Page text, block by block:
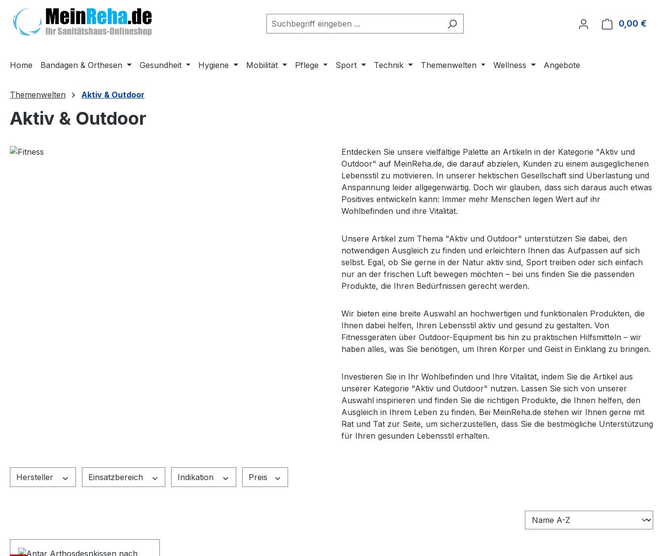
Hauptinhalt springen
Zur Suche springen
Zur Hauptnavigation springen
0,00 €
Home Bandagen & Orthesen Gesundheit Hygiene Mobilität Pflege Sport Technik Themenwelten Wellness Angebote
Themenwelten Aktiv & Outdoor
Aktiv & Outdoor
Entdecken Sie unsere vielfältige Palette an Artikeln in der Kategorie "Aktiv und
Outdoor" auf MeinReha.de, die darauf abzielen, Kunden zu einem ausgeglichenen
Lebensstil zu motivieren. In unserer hektischen Gesellschaft sind Überlastung und
Anspannung leider allgegenwärtig. Doch wir glauben, dass sich daraus auch etwas
Positives entwickeln kann: Immer mehr Menschen legen Wert auf ihr
Wohlbefinden und ihre Vitalität.
Unsere Artikel zum Thema "Aktiv und Outdoor" unterstützen Sie dabei, den
notwendigen Ausgleich zu finden und erleichtern Ihnen das Aufpassen auf sich
selbst. Egal, ob Sie gerne in der Natur aktiv sind, Sport treiben oder sich einfach
nur an der frischen Luft bewegen möchten – bei uns finden Sie die passenden
Produkte, die Ihren Bedürfnissen gerecht werden.
Wir bieten eine breite Auswahl an hochwertigen und funktionalen Produkten, die
Ihnen dabei helfen, Ihren Lebensstil aktiv und gesund zu gestalten. Von
Fitnessgeräten über Outdoor-Equipment bis hin zu praktischen Hilfsmitteln – wir
haben alles, was Sie benötigen, um Ihren Körper und Geist in Einklang zu bringen.
Investieren Sie in Ihr Wohlbefinden und Ihre Vitalität, indem Sie die Artikel aus
unserer Kategorie "Aktiv und Outdoor" nutzen. Lassen Sie sich von unserer
Auswahl inspirieren und finden Sie die richtigen Produkte, die Ihnen helfen, den
Ausgleich in Ihrem Leben zu finden. Bei MeinReha.de stehen wir Ihnen gerne mit
Rat und Tat zur Seite, um sicherzustellen, dass Sie die bestmögliche Unterstützung
für Ihren gesunden Lebensstil erhalten.
Hersteller Einsatzbereich Indikation Preis